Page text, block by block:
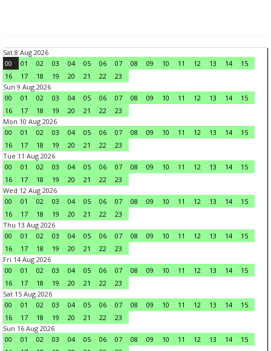
Sat 8 Aug 2026
00
01 02 03 04 05 06 07 08 09 10 11 12 13 14
15
16
17 18 19 20 21 22
23
Sun 9 Aug 2026
00
01 02 03 04 05 06 07 08 09 10 11 12 13 14
15
16
17 18 19 20 21 22
23
Mon 10 Aug 2026
00
01 02 03 04 05 06 07 08 09 10 11 12 13 14
15
16
17 18 19 20 21 22
23
Tue 11 Aug 2026
00
01 02 03 04 05 06 07 08 09 10 11 12 13 14
15
16
17 18 19 20 21 22
23
Wed 12 Aug 2026
00
01 02 03 04 05 06 07 08 09 10 11 12 13 14
15
16
17 18 19 20 21 22
23
Thu 13 Aug 2026
00
01 02 03 04 05 06 07 08 09 10 11 12 13 14
15
16
17 18 19 20 21 22
23
Fri 14 Aug 2026
00
01 02 03 04 05 06 07 08 09 10 11 12 13 14
15
16
17 18 19 20 21 22
23
Sat 15 Aug 2026
00
01 02 03 04 05 06 07 08 09 10 11 12 13 14
15
16
17 18 19 20 21 22
23
Sun 16 Aug 2026
00
01 02 03 04 05 06 07 08 09 10 11 12 13 14
15